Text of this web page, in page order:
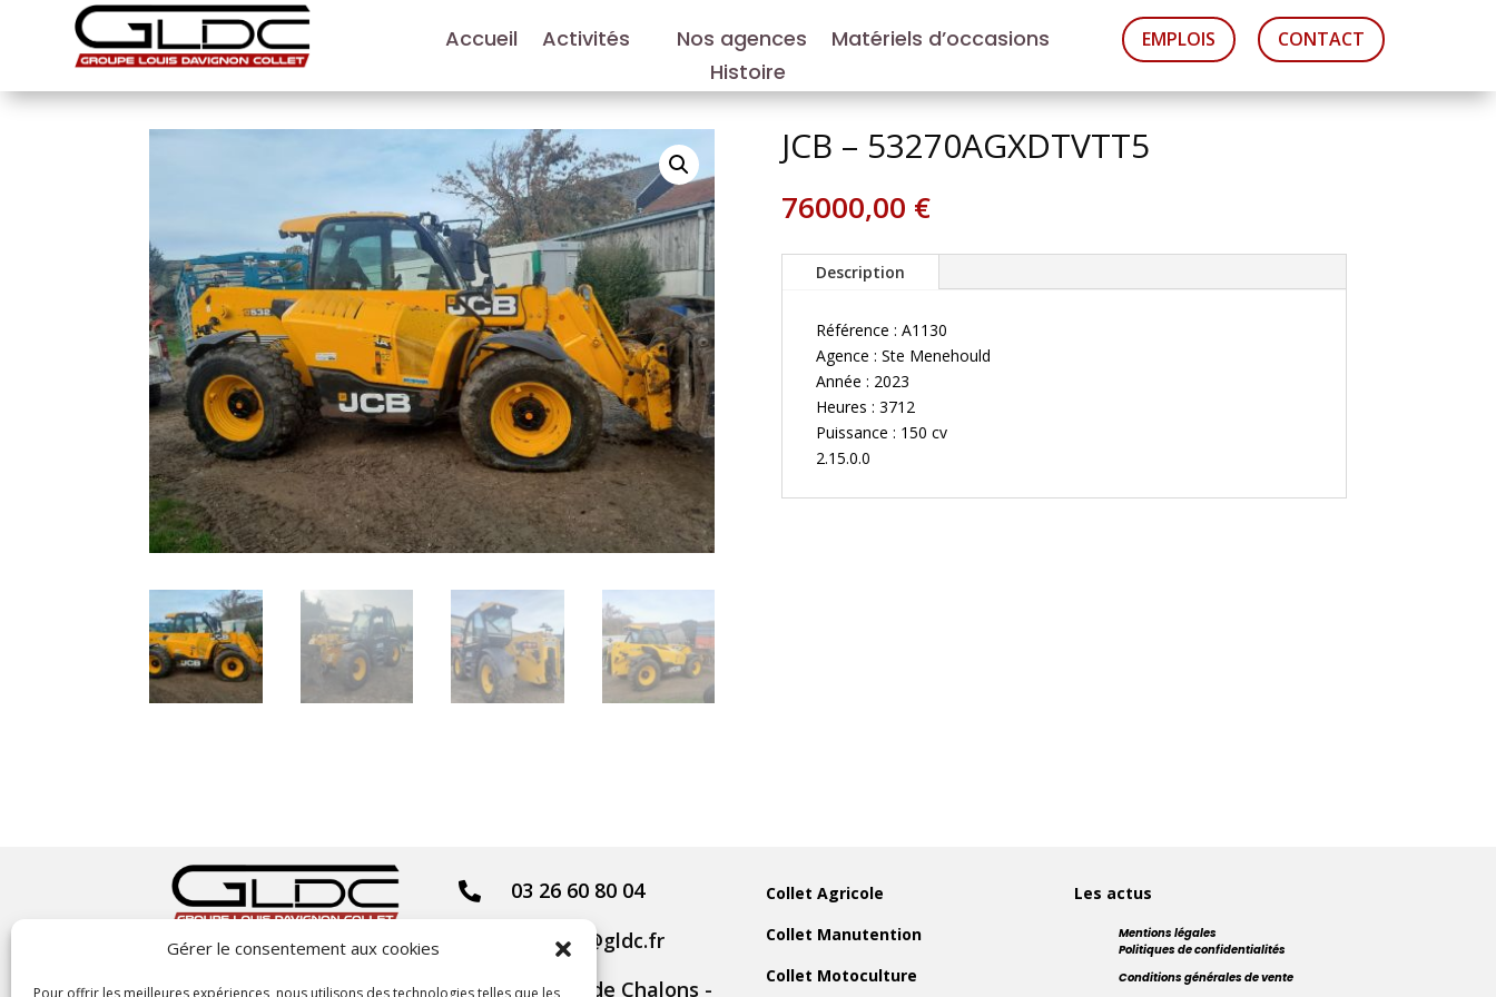
Gérer le consentement aux cookies
Pour offrir les meilleures expériences, nous utilisons des technologies telles que les
Accueil Activités Nos agences
Matériels d’occasions
Histoire
EMPLOIS CONTACT
JCB – 53270AGXDTVTT5
76000,00 €
Description
Référence : A1130
Agence : Ste Menehould
Année : 2023
Heures : 3712
Puissance : 150 cv
2.15.0.0
 03 26 60 80 04
contact@gldc.fr
 5 Route de Chalons -
Collet Agricole
Collet Manutention
Collet Motoculture
Les actus
Mentions légales
Politiques de confidentialités
Conditions générales de vente